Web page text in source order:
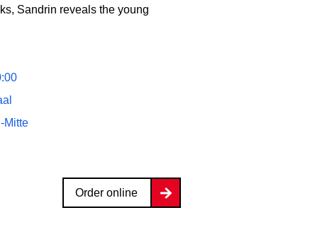
Sandrin reveals the young
Mitte
Order online